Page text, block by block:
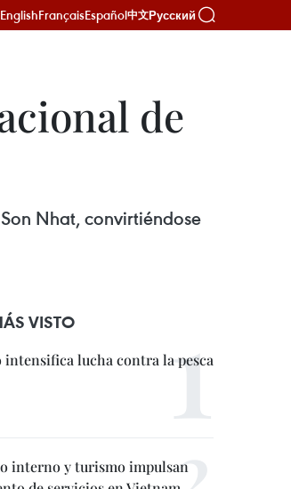
EnglishFrançaisEspañol中文Русский
de
Nhat, convirtiéndose
VISTO
intensifica lucha contra la pesca
interno y turismo impulsan